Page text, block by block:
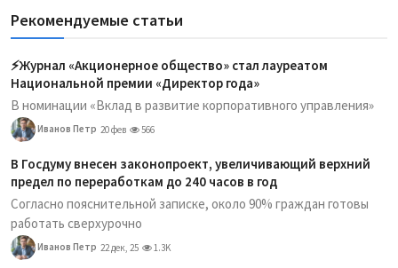
Рекомендуемые статьи
⚡️Журнал «Акционерное общество» стал лауреатом
Национальной премии «Директор года»
В номинации «Вклад в развитие корпоративного управления»
Иванов Петр 20 фев 566
В Госдуму внесен законопроект, увеличивающий верхний
предел по переработкам до 240 часов в год
Согласно пояснительной записке, около 90% граждан готовы
работать сверхурочно
Иванов Петр 22 дек, 25 1.3K